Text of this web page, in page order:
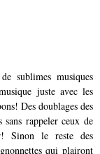
sublimes musiques
juste avec les
Des doublages des
rappeler ceux de
Sinon le reste des
qui plairont